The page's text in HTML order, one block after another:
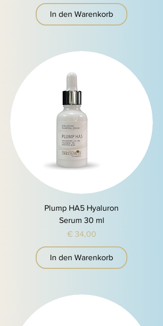
In den Warenkorb
Plump HA5 Hyaluron
Serum 30 ml
Preis
€ 34,00
In den Warenkorb